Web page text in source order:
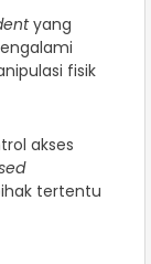
yang
fisik
akses
tertentu